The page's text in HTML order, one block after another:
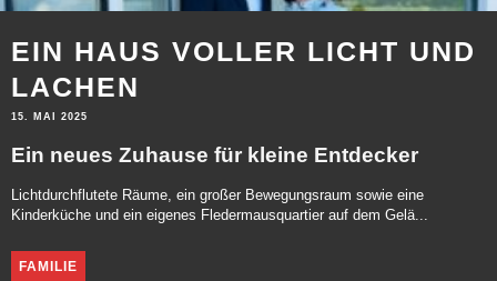
EIN HAUS VOLLER LICHT UND
LACHEN
15. MAI 2025
Ein neues Zuhause für kleine Entdecker
Lichtdurchflutete Räume, ein großer Bewegungsraum sowie eine
Kinderküche und ein eigenes Fledermausquartier auf dem Gelä...
FAMILIE